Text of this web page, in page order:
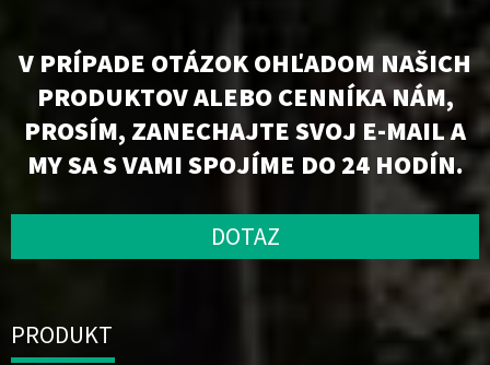
V PRÍPADE OTÁZOK OHĽADOM NAŠICH
PRODUKTOV ALEBO CENNÍKA NÁM,
PROSÍM, ZANECHAJTE SVOJ E-MAIL A
MY SA S VAMI SPOJÍME DO 24 HODÍN.
DOTAZ
PRODUKT